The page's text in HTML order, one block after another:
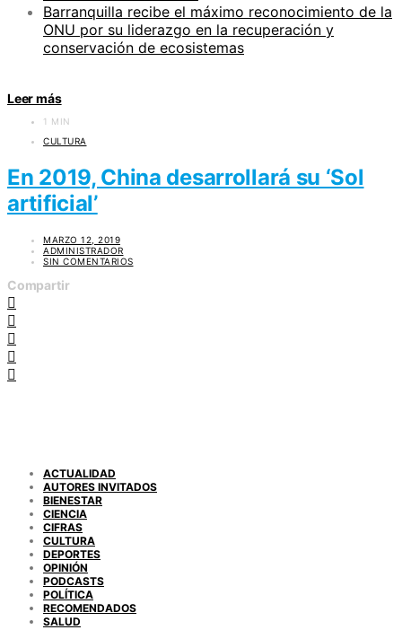
Barranquilla recibe el máximo reconocimiento de la
ONU por su liderazgo en la recuperación y
conservación de ecosistemas
Leer más
1 MIN
CULTURA
En 2019, China desarrollará su ‘Sol
artificial’
MARZO 12, 2019
ADMINISTRADOR
SIN COMENTARIOS
Compartir
ACTUALIDAD
AUTORES INVITADOS
BIENESTAR
CIENCIA
CIFRAS
CULTURA
DEPORTES
OPINIÓN
PODCASTS
POLÍTICA
RECOMENDADOS
SALUD